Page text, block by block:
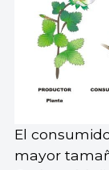
El
mayor